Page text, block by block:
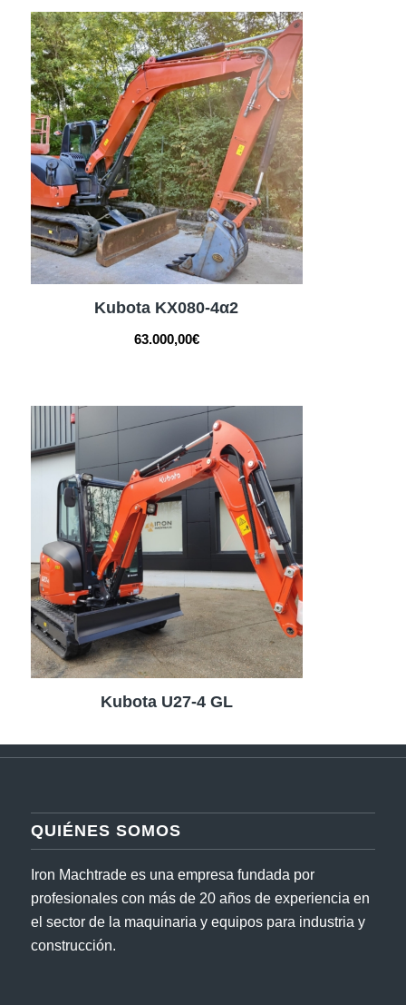
Kubota KX080-4α2
63.000,00€
Kubota U27-4 GL
QUIÉNES SOMOS
Iron Machtrade es una empresa fundada por
profesionales con más de 20 años de experiencia en
el sector de la maquinaria y equipos para industria y
construcción.